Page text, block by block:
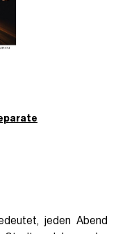
jeden Abend